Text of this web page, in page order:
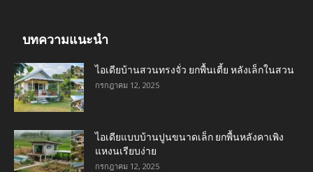
บทความแนะนำ
ไอเดียบ้านสวนทรงจั่ว ยกพื้นเตี้ย หลังเล็กในสวน
กรกฎาคม 12, 2025
ไอเดียแบบบ้านปูนขนาดเล็ก ยกพื้นหลังคาเพิง
แหงนเรียบง่าย
กรกฎาคม 12, 2025